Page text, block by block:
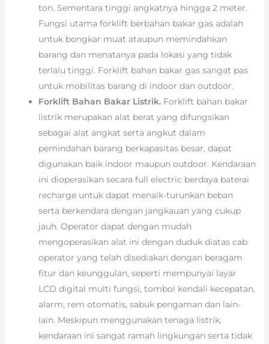
ton. Sementara tinggi angkatnya hingga 2 meter.
Fungsi utama forklift berbahan bakar gas adalah
untuk bongkar muat ataupun memindahkan
barang dan menatanya pada lokasi yang tidak
terlalu tinggi. Forklift bahan bakar gas sangat pas
untuk mobilitas barang di indoor dan outdoor.
Forklift Bahan Bakar Listrik. Forklift bahan bakar
listrik merupakan alat berat yang difungsikan
sebagai alat angkat serta angkut dalam
pemindahan barang berkapasitas besar, dapat
digunakan baik indoor maupun outdoor. Kendaraan
ini dioperasikan secara full electric berdaya baterai
recharge untuk dapat menaik-turunkan beban
serta berkendara dengan jangkauan yang cukup
jauh. Operator dapat dengan mudah
mengoperasikan alat ini dengan duduk diatas cab
operator yang telah disediakan dengan beragam
fitur dan keunggulan, seperti mempunyai layar
LCD digital multi fungsi, tombol kendali kecepatan,
alarm, rem otomatis, sabuk pengaman dan lain-
lain. Meskipun menggunakan tenaga listrik,
kendaraan ini sangat ramah lingkungan serta tidak